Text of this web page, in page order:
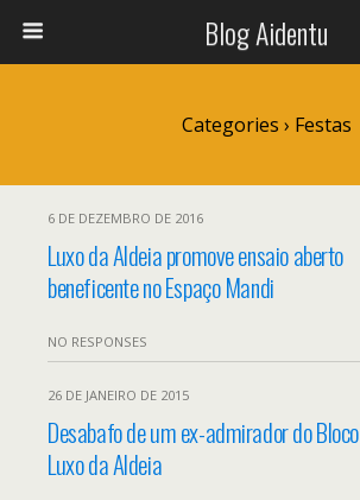
Blog Aidentu
Categories › Festas
6 DE DEZEMBRO DE 2016
Luxo da Aldeia promove ensaio aberto
beneficente no Espaço Mandi
NO RESPONSES
26 DE JANEIRO DE 2015
Desabafo de um ex-admirador do Bloco
Luxo da Aldeia